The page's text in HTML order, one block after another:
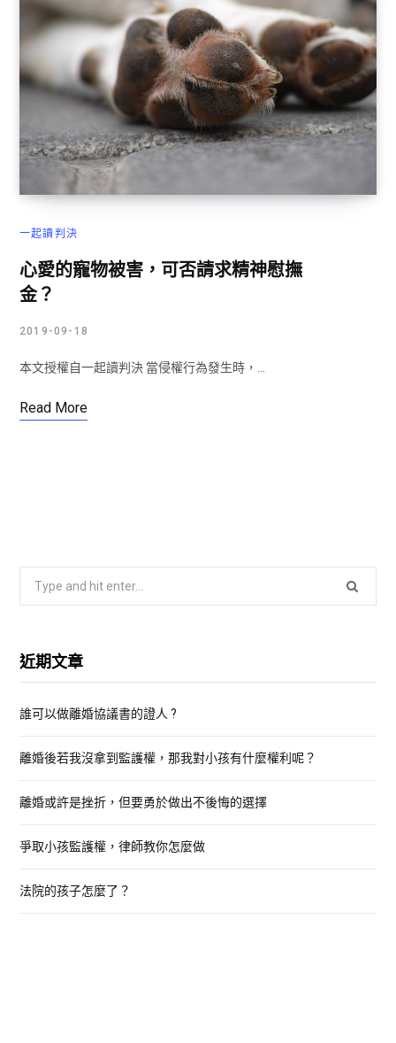
一起讀判決
心愛的寵物被害，可否請求精神慰撫
金？
2019-09-18
本文授權自一起讀判決 當侵權行為發生時，…
Read More
c
f
r
近期文章
誰可以做離婚協議書的證人 ?
離婚後若我沒拿到監護權，那我對小孩有什麼權利呢？
離婚或許是挫折，但要勇於做出不後悔的選擇
爭取小孩監護權，律師教你怎麼做
法院的孩子怎麼了？